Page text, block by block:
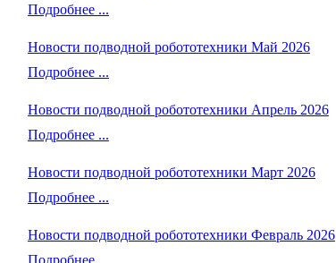
Подробнее ...
Новости подводной робототехники Май 2026
Подробнее ...
Новости подводной робототехники Апрель 2026
Подробнее ...
Новости подводной робототехники Март 2026
Подробнее ...
Новости подводной робототехники Февраль 2026
Подробнее ...